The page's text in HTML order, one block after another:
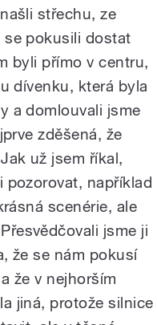
střechu, ze
se pokusili dostat
byli přímo v centru,
dívenku, která byla
a domlouvali jsme
zděšená, že
už jsem říkal,
pozorovat, například
scenérie, ale
jsme ji
že se nám pokusí
že v nejhorším
jiná, protože silnice